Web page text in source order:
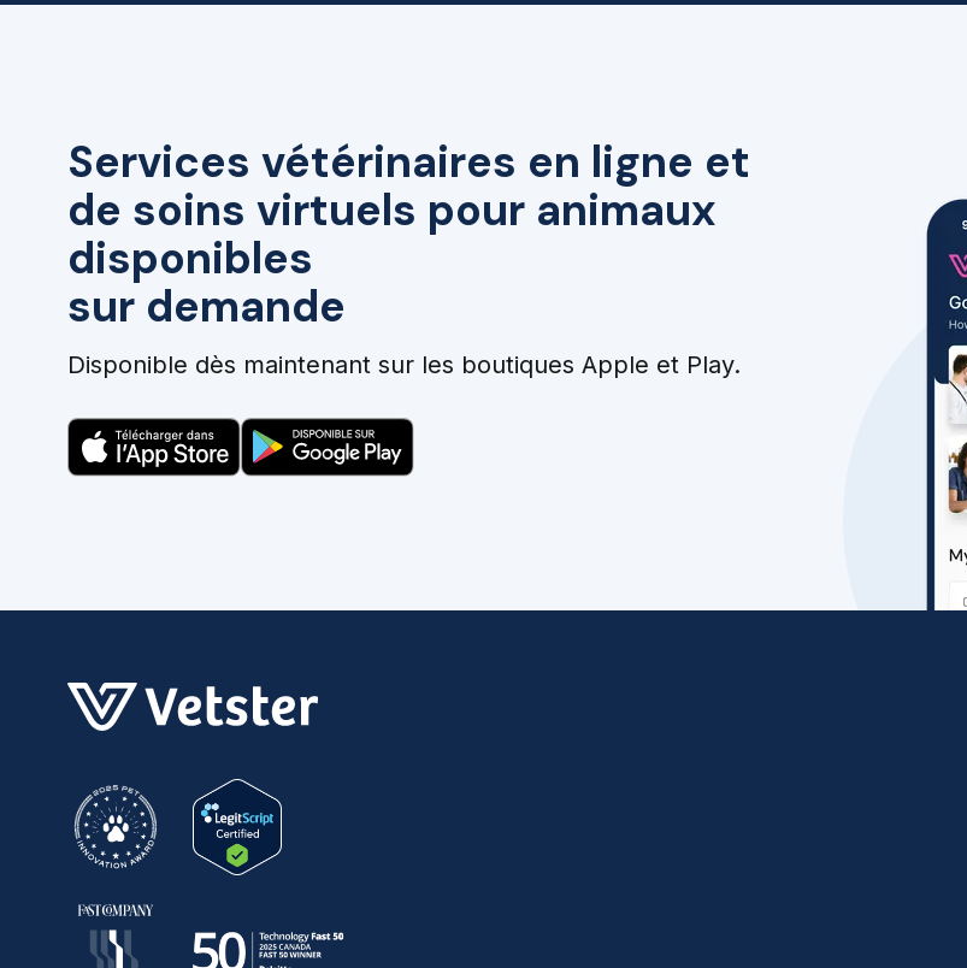
Services vétérinaires en ligne et
de soins virtuels pour animaux
disponibles
sur demande
Disponible dès maintenant sur les boutiques Apple et Play.